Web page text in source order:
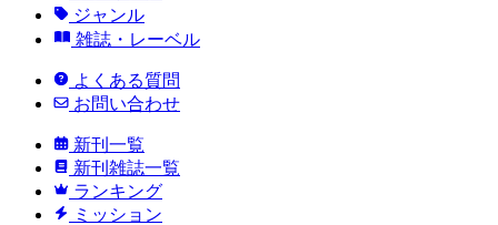
ジャンル
雑誌・レーベル
よくある質問
お問い合わせ
新刊一覧
新刊雑誌一覧
ランキング
ミッション